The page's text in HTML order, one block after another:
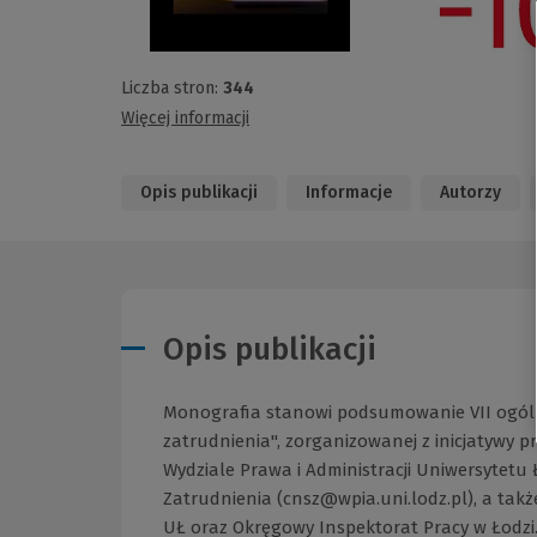
Liczba stron: 344
Więcej informacji
Opis publikacji Informacje Autorzy
Opis publikacji
Monografia stanowi podsumowanie VII
zatrudnienia", zorganizowanej z inicjatywy
Wydziale Prawa i Administracji
Zatrudnienia (cnsz@wpia.uni.lodz.pl), a
UŁ oraz Okręgowy Inspektorat Pracy w